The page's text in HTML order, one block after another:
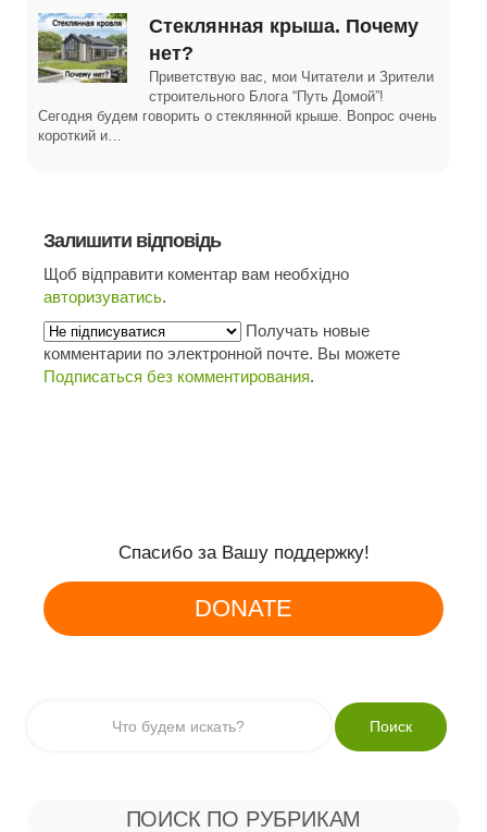
Cтеклянная крыша. Почему
нет?
Приветствую вас, мои Читатели и Зрители
строительного Блога “Путь Домой”!
Сегодня будем говорить о стеклянной крыше. Вопрос очень
короткий и…
Залишити відповідь
Щоб відправити коментар вам необхідно
авторизуватись.
Получать новые
комментарии по электронной почте. Вы можете
Подписаться без комментирования.
Спасибо за Вашу поддержку!
DONATE
ПОИСК ПО РУБРИКАМ